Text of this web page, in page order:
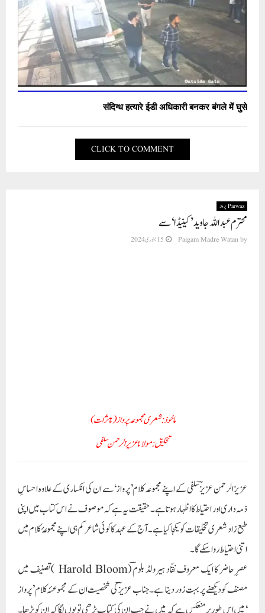
संदिग्ध हत्यारे ईडी अधिकारी बनकर बंगले में घुसे
CLICK TO COMMENT
Parwaz پرواز
محترم عبداللہ جاوید’ کینیڈا‘ سے
by
Paigam Madre Watan 15 جنوری 2024
مصنف کو دیکھنے پر بہت زور دیتا ہے ۔جناب عزیز ؔ کی شخصیت ان کے مجموعئہ کلام ’پرواز
وہ ایک ایسے مسلمان عالم ِدین کی صورت میں سامنے آئے جو دینی واجبات کی ادائیگی کے
معاملے میں سخت لیکن دوسرے ادیان اور حاملانِ ادیان سے رواداری کے معاملات میں
وسیع المشرب (Libral) اور نرم ہے۔ اوساں کوئیاں اور اکناف کے دیہی علاقے
اگرچہ شامِ اودھ کی پرچھائیوں سے دور ہیں لیکن صبح بنارس کی شبنمی رعنائیوں سے دور
نہیں۔ ان ہی رعنائیوں سے جناب عزیزؔکی شاعری کاتانا با نا تیار ہوا ہے۔ ان کی نظمیہ
شاعری میںمعاشرتی زند گی ا ور غزلیات میں وہ زندگی آگئی ہے جس کا تعلق فرد کے حسّیاتی
زیروبم سے ہے ۔ان کی شاعری میں عشق کی والہانہ وارفتگی بھی ملتی ہے۔ یہ اور بات